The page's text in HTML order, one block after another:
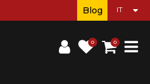
0 0
Blog